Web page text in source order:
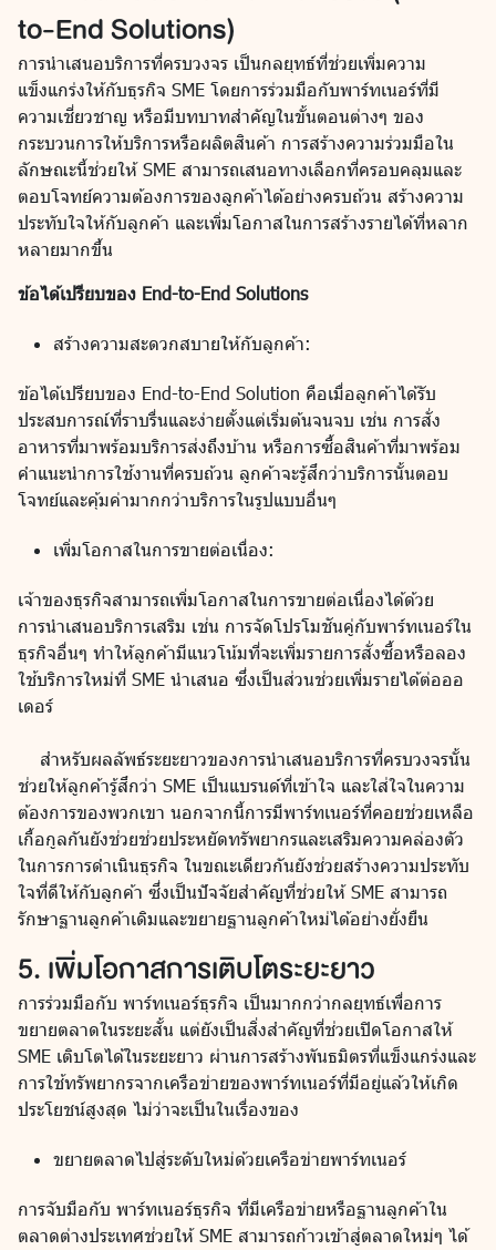
to-End Solutions)
การนำเสนอบริการที่ครบวงจร เป็นกลยุทธ์ที่ช่วยเพิ่มความ
แข็งแกร่งให้กับธุรกิจ SME โดยการร่วมมือกับพาร์ทเนอร์ที่มี
ความเชี่ยวชาญ หรือมีบทบาทสำคัญในขั้นตอนต่างๆ ของ
กระบวนการให้บริการหรือผลิตสินค้า การสร้างความร่วมมือใน
ลักษณะนี้ช่วยให้ SME สามารถเสนอทางเลือกที่ครอบคลุมและ
ตอบโจทย์ความต้องการของลูกค้าได้อย่างครบถ้วน สร้างความ
ประทับใจให้กับลูกค้า และเพิ่มโอกาสในการสร้างรายได้ที่หลาก
หลายมากขึ้น
ข้อได้เปรียบของ End-to-End Solutions
สร้างความสะดวกสบายให้กับลูกค้า:
ข้อได้เปรียบของ End-to-End Solution คือเมื่อลูกค้าได้รับ
ประสบการณ์ที่ราบรื่นและง่ายตั้งแต่เริ่มต้นจนจบ เช่น การสั่ง
อาหารที่มาพร้อมบริการส่งถึงบ้าน หรือการซื้อสินค้าที่มาพร้อม
คำแนะนำการใช้งานที่ครบถ้วน ลูกค้าจะรู้สึกว่าบริการนั้นตอบ
โจทย์และคุ้มค่ามากกว่าบริการในรูปแบบอื่นๆ
เพิ่มโอกาสในการขายต่อเนื่อง:
เจ้าของธุรกิจสามารถเพิ่มโอกาสในการขายต่อเนื่องได้ด้วย
การนำเสนอบริการเสริม เช่น การจัดโปรโมชันคู่กับพาร์ทเนอร์ใน
ธุรกิจอื่นๆ ทำให้ลูกค้ามีแนวโน้มที่จะเพิ่มรายการสั่งซื้อหรือลอง
ใช้บริการใหม่ที่ SME นำเสนอ ซึ่งเป็นส่วนช่วยเพิ่มรายได้ต่อออ
เดอร์
สำหรับผลลัพธ์ระยะยาวของการนำเสนอบริการที่ครบวงจรนั้น
ช่วยให้ลูกค้ารู้สึกว่า SME เป็นแบรนด์ที่เข้าใจ และใส่ใจในความ
ต้องการของพวกเขา นอกจากนี้การมีพาร์ทเนอร์ที่คอยช่วยเหลือ
เกื้อกูลกันยังช่วยช่วยประหยัดทรัพยากรและเสริมความคล่องตัว
ในการการดำเนินธุรกิจ ในขณะเดียวกันยังช่วยสร้างความประทับ
ใจที่ดีให้กับลูกค้า ซึ่งเป็นปัจจัยสำคัญที่ช่วยให้ SME สามารถ
รักษาฐานลูกค้าเดิมและขยายฐานลูกค้าใหม่ได้อย่างยั่งยืน
5. เพิ่มโอกาสการเติบโตระยะยาว
การร่วมมือกับ พาร์ทเนอร์ธุรกิจ เป็นมากกว่ากลยุทธ์เพื่อการ
ขยายตลาดในระยะสั้น แต่ยังเป็นสิ่งสำคัญที่ช่วยเปิดโอกาสให้
SME เติบโตได้ในระยะยาว ผ่านการสร้างพันธมิตรที่แข็งแกร่งและ
การใช้ทรัพยากรจากเครือข่ายของพาร์ทเนอร์ที่มีอยู่แล้วให้เกิด
ประโยชน์สูงสุด ไม่ว่าจะเป็นในเรื่องของ
ขยายตลาดไปสู่ระดับใหม่ด้วยเครือข่ายพาร์ทเนอร์
การจับมือกับ พาร์ทเนอร์ธุรกิจ ที่มีเครือข่ายหรือฐานลูกค้าใน
ตลาดต่างประเทศช่วยให้ SME สามารถก้าวเข้าสู่ตลาดใหม่ๆ ได้